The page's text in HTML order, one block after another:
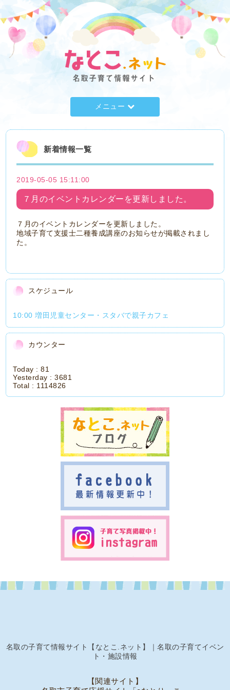
メニュー
新着情報一覧
2019-05-05 15:11:00
７月のイベントカレンダーを更新しました。
７月のイベントカレンダーを更新しました。
地域子育て支援士二種養成講座のお知らせが掲載されまし
た。
スケジュール
10:00 増田児童センター・スタバで親子カフェ
カウンター
Today :81
Yesterday :3681
Total : 1114826
名取の子育て情報サイト【なとこ.ネット】｜名取の子育てイベン
ト・施設情報
【関連サイト】